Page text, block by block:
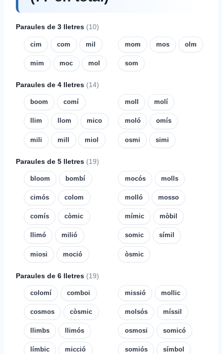
Paraules de 3 lletres (10)
cim com mil
mim moc mol
mom mos olm
som
Paraules de 4 lletres (14)
boom comí
llim llom mico
mili mill miol
moll molí
moló omís
osmi simi
Paraules de 5 lletres (19)
bloom bombí
cimós colom
comís còmic
llimó milió
miosi moció
mocós molls
molló mosso
mímic mòbil
somic símil
òsmic
Paraules de 6 lletres (19)
colomí comboi
cosmos còsmic
llimbs llimós
límbic micció
missió mollic
molsós míssil
osmosi somicó
somiós símbol